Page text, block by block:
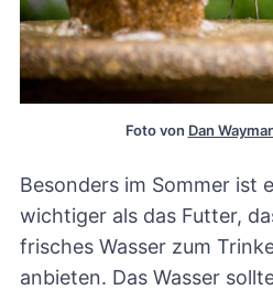
Foto von Dan
Besonders im Sommer ist
wichtiger als das Futter,
frisches Wasser zum
anbieten. Das Wasser